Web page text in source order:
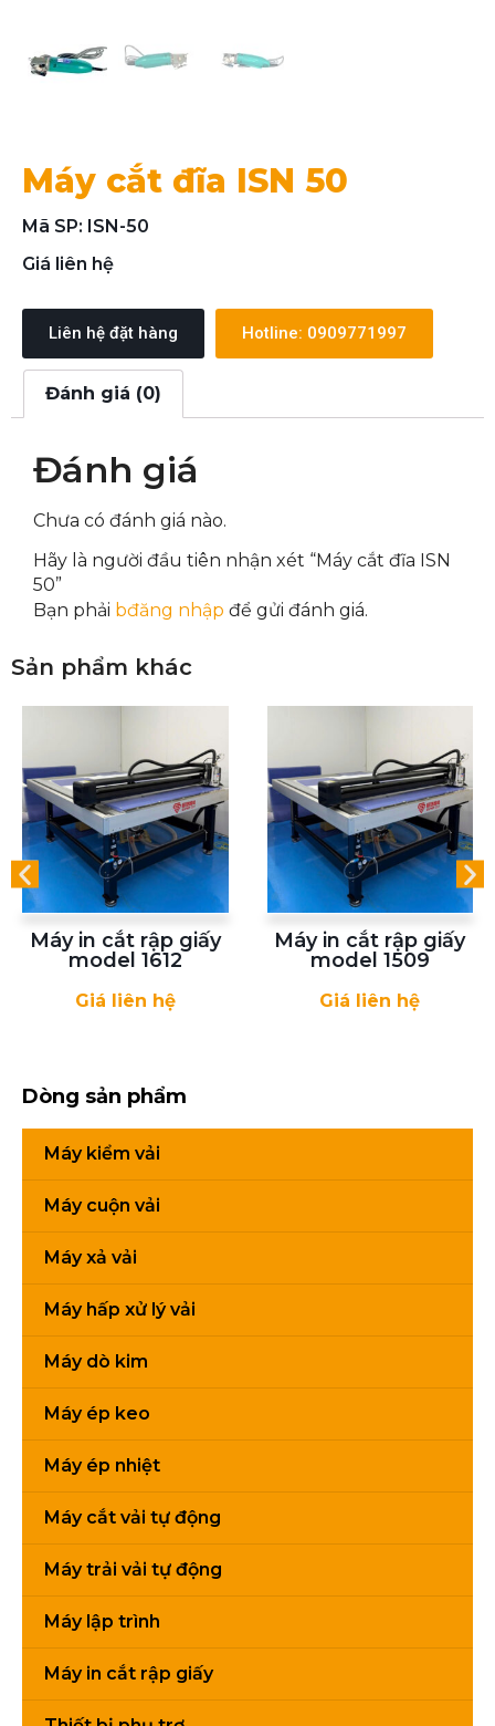
Máy cắt đĩa ISN 50
Mã SP: ISN-50
Giá liên hệ
Liên hệ đặt hàng Hotline: 0909771997
Đánh giá (0)
Đánh giá
Chưa có đánh giá nào.
Hãy là người đầu tiên nhận xét “Máy cắt đĩa ISN
50”
Bạn phải bđăng nhập để gửi đánh giá.
Sản phẩm khác
Máy in cắt rập giấy
model 1612
Giá liên hệ
Máy in cắt rập giấy
model 1509
Giá liên hệ
Dòng sản phẩm
Máy kiểm vải
Máy cuộn vải
Máy xả vải
Máy hấp xử lý vải
Máy dò kim
Máy ép keo
Máy ép nhiệt
Máy cắt vải tự động
Máy trải vải tự động
Máy lập trình
Máy in cắt rập giấy